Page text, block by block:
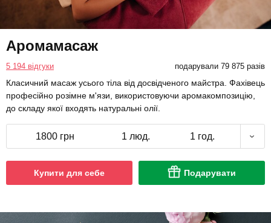
Аромамасаж
5 194 відгуки подарували 79 875 разів
Класичний масаж усього тіла від досвідченого майстра. Фахівець
професійно розімне м'язи, використовуючи аромакомпозицію,
до складу якої входять натуральні олії.
1800 грн 1 люд. 1 год.
Купити для себе Подарувати